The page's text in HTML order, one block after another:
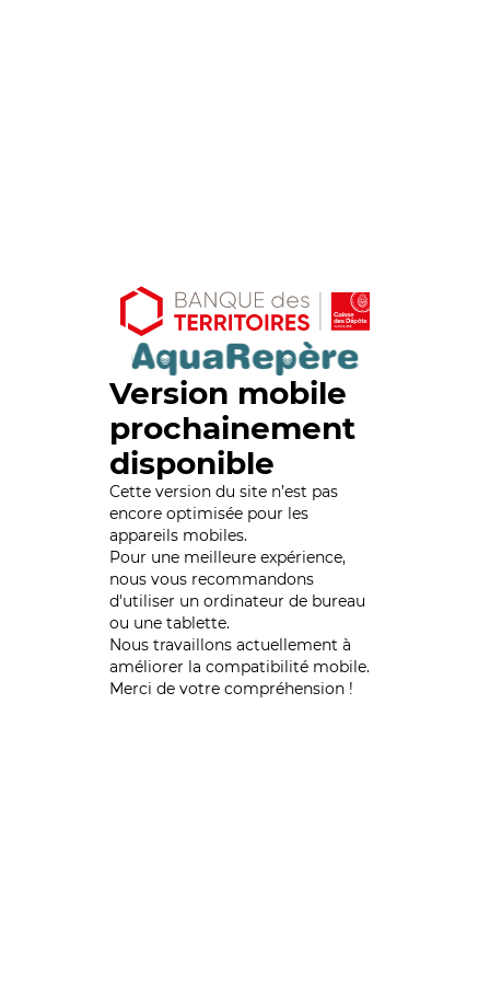
Version mobile
prochainement
disponible
Cette version du site n’est pas
encore optimisée pour les
appareils mobiles.
Pour une meilleure expérience,
nous vous recommandons
d'utiliser un ordinateur de bureau
ou une tablette.
Nous travaillons actuellement à
améliorer la compatibilité mobile.
Merci de votre compréhension !